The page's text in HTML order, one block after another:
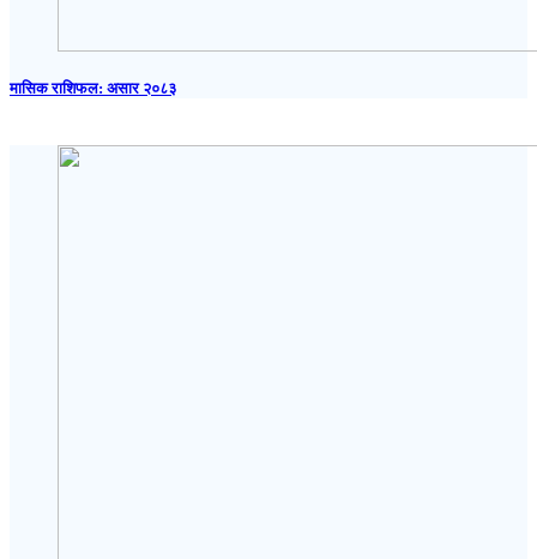
मासिक राशिफल: असार २०८३